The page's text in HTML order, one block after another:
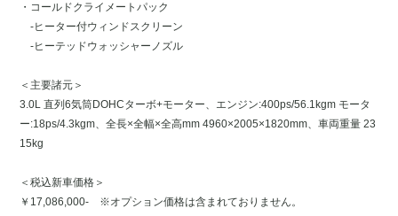
・コールドクライメートパック
-ヒーター付ウィンドスクリーン
-ヒーテッドウォッシャーノズル
＜主要諸元＞
3.0L 直列6気筒DOHCターボ+モーター、エンジン:400ps/56.1kgm モータ
ー:18ps/4.3kgm、全長×全幅×全高mm 4960×2005×1820mm、車両重量 23
15kg
＜税込新車価格＞
￥17,086,000- ※オプション価格は含まれておりません。